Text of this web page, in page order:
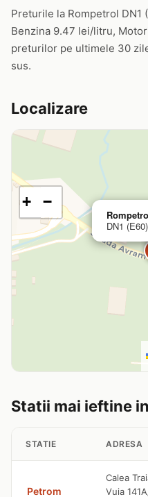
Preturile la Rompetrol DN1
Benzina 9.47 lei/litru,
preturilor pe ultimele 30
sus.
Localizare
DN1
+ −
Statii mai ieftine
STATIE ADRESA
Petrom
Calea
Vuia